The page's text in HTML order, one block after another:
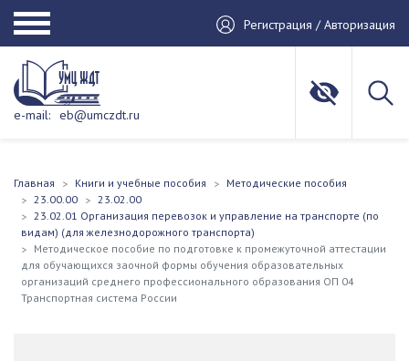
Регистрация / Авторизация
e-mail: eb@umczdt.ru
Главная Книги и учебные пособия
Методические пособия
23.00.00
23.02.00
23.02.01 Организация перевозок и управление на транспорте (по
видам) (для железнодорожного транспорта)
Методическое пособие по подготовке к промежуточной аттестации
для обучающихся заочной формы обучения образовательных
организаций среднего профессионального образования ОП 04
Транспортная система России